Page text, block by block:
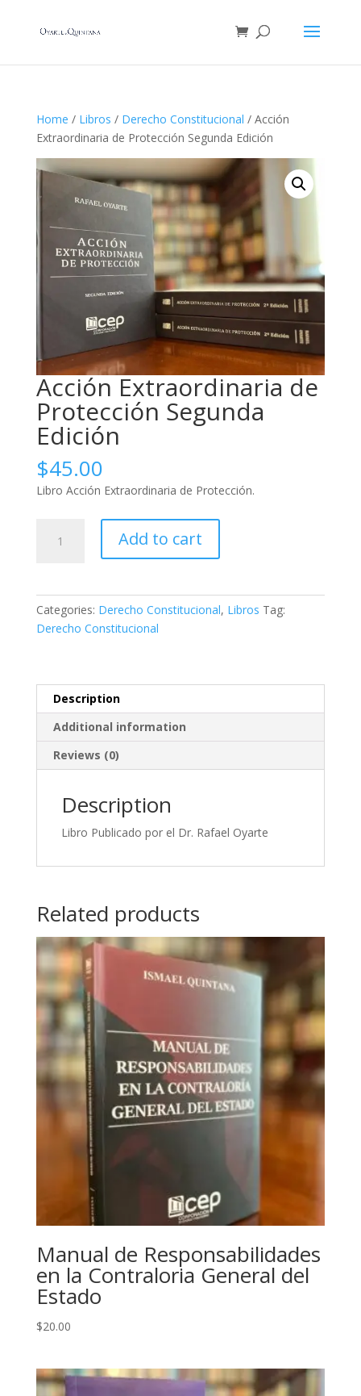
Home / Libros / Derecho Constitucional / Acción
Extraordinaria de Protección Segunda Edición
Acción Extraordinaria de
Protección Segunda
Edición
$45.00
Libro Acción Extraordinaria de Protección.
Extraordinaria
Edición
Add to cart
Categories: Derecho Constitucional, Libros Tag:
Derecho Constitucional
Description
Additional information
Reviews (0)
Description
Libro Publicado por el Dr. Rafael Oyarte
Related products
Manual de Responsabilidades
en la Contraloria General del
Estado
$20.00